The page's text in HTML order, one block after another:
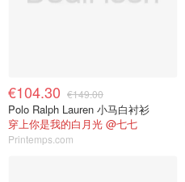
€104.30 €149.00
Polo Ralph Lauren 小马白衬衫
穿上你是我的白月光 @七七
Printemps.com